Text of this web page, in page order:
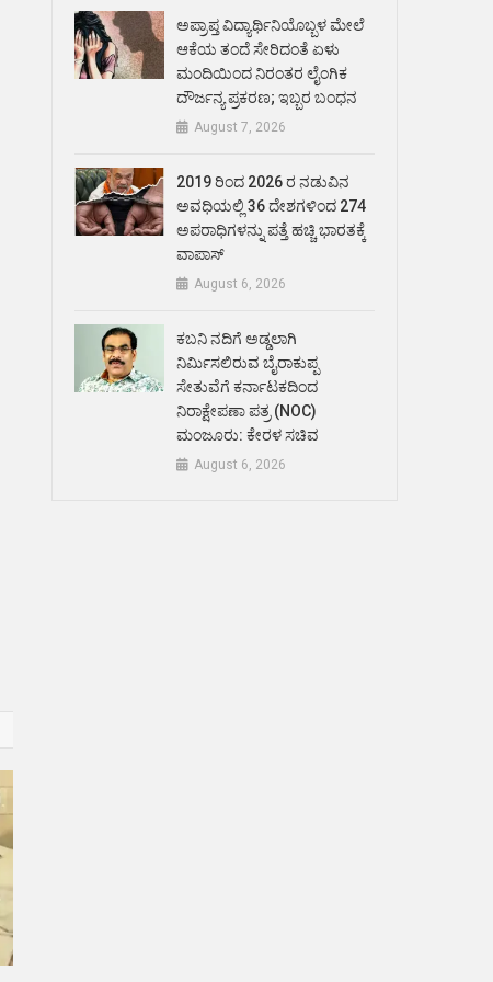
ಅಪ್ರಾಪ್ತ ವಿದ್ಯಾರ್ಥಿನಿಯೊಬ್ಬಳ ಮೇಲೆ
ಆಕೆಯ ತಂದೆ ಸೇರಿದಂತೆ ಏಳು
ಮಂದಿಯಿಂದ ನಿರಂತರ ಲೈಂಗಿಕ
ದೌರ್ಜನ್ಯ ಪ್ರಕರಣ; ಇಬ್ಬರ ಬಂಧನ
August 7, 2026
2019 ರಿಂದ 2026 ರ ನಡುವಿನ
ಅವಧಿಯಲ್ಲಿ 36 ದೇಶಗಳಿಂದ 274
ಅಪರಾಧಿಗಳನ್ನು ಪತ್ತೆ ಹಚ್ಚಿ ಭಾರತಕ್ಕೆ
ವಾಪಾಸ್
August 6, 2026
ಕಬನಿ ನದಿಗೆ ಅಡ್ಡಲಾಗಿ
ನಿರ್ಮಿಸಲಿರುವ ಬೈರಾಕುಪ್ಪ
ಸೇತುವೆಗೆ ಕರ್ನಾಟಕದಿಂದ
ನಿರಾಕ್ಷೇಪಣಾ ಪತ್ರ (NOC)
ಮಂಜೂರು: ಕೇರಳ ಸಚಿವ
August 6, 2026